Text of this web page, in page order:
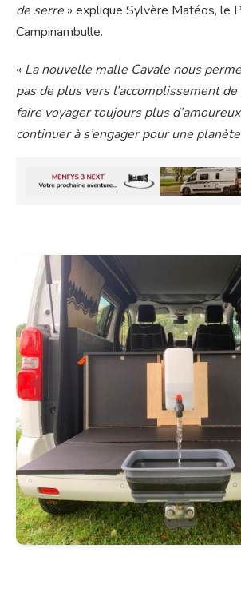
de serre » explique Sylvère Matéos, le
Campinambulle.
« La nouvelle malle Cavale nous
pas de plus vers l’accomplissement
faire voyager toujours plus
continuer à s’engager pour une